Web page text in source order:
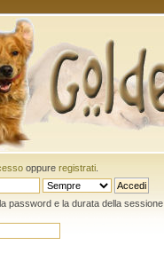
oppure registrati.
password e la durata della sessione.